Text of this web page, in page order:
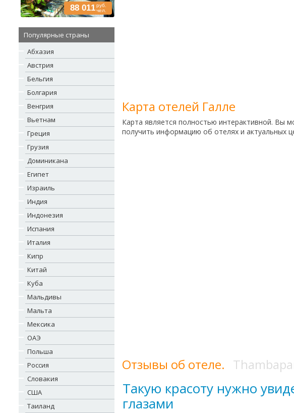
88 011руб.
чел.
Популярные страны
Абхазия
Австрия
Бельгия
Болгария
Венгрия
Вьетнам
Греция
Грузия
Доминикана
Египет
Израиль
Индия
Индонезия
Испания
Италия
Кипр
Китай
Куба
Мальдивы
Мальта
Мексика
ОАЭ
Польша
Россия
Словакия
США
Таиланд
Карта отелей Галле
Карта является полностью интерактивной. Вы
получить информацию об отелях и актуальных
Отзывы об отеле.
Такую красоту нужно
глазами